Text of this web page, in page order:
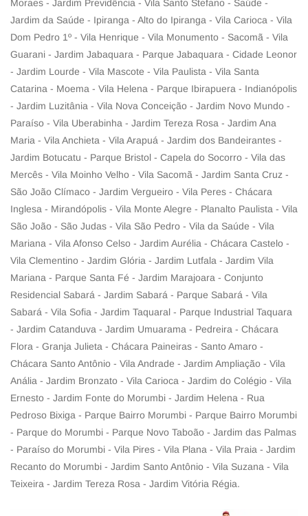
Moraes - Jardim Previdência - Vila Santo Stefano - Saúde -
Jardim da Saúde - Ipiranga - Alto do Ipiranga - Vila Carioca - Vila
Dom Pedro 1º - Vila Henrique - Vila Monumento - Sacomã - Vila
Guarani - Jardim Jabaquara - Parque Jabaquara - Cidade Leonor
- Jardim Lourde - Vila Mascote - Vila Paulista - Vila Santa
Catarina - Moema - Vila Helena - Parque Ibirapuera - Indianópolis
- Jardim Luzitânia - Vila Nova Conceição - Jardim Novo Mundo -
Paraíso - Vila Uberabinha - Jardim Tereza Rosa - Jardim Ana
Maria - Vila Anchieta - Vila Arapuá - Jardim dos Bandeirantes -
Jardim Botucatu - Parque Bristol - Capela do Socorro - Vila das
Mercês - Vila Moinho Velho - Vila Sacomã - Jardim Santa Cruz -
São João Clímaco - Jardim Vergueiro - Vila Peres - Chácara
Inglesa - Mirandópolis - Vila Monte Alegre - Planalto Paulista - Vila
São João - São Judas - Vila São Pedro - Vila da Saúde - Vila
Mariana - Vila Afonso Celso - Jardim Aurélia - Chácara Castelo -
Vila Clementino - Jardim Glória - Jardim Lutfala - Jardim Vila
Mariana - Parque Santa Fé - Jardim Marajoara - Conjunto
Residencial Sabará - Jardim Sabará - Parque Sabará - Vila
Sabará - Vila Sofia - Jardim Taquaral - Parque Industrial Taquara
- Jardim Catanduva - Jardim Umuarama - Pedreira - Chácara
Flora - Granja Julieta - Chácara Paineiras - Santo Amaro -
Chácara Santo Antônio - Vila Andrade - Jardim Ampliação - Vila
Anália - Jardim Bronzato - Vila Carioca - Jardim do Colégio - Vila
Ernesto - Jardim Fonte do Morumbi - Jardim Helena - Rua
Pedroso Bixiga - Parque Bairro Morumbi - Parque Bairro Morumbi
- Parque do Morumbi - Parque Novo Taboão - Jardim das Palmas
- Paraíso do Morumbi - Vila Pires - Vila Plana - Vila Praia - Jardim
Recanto do Morumbi - Jardim Santo Antônio - Vila Suzana - Vila
Teixeira - Jardim Tereza Rosa - Jardim Vitória Régia.